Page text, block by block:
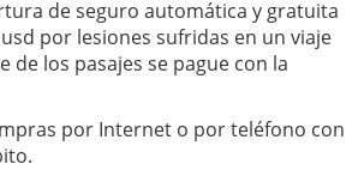
de seguro automática y gratuita
por lesiones sufridas en un viaje
de los pasajes se pague con la
por Internet o por teléfono con